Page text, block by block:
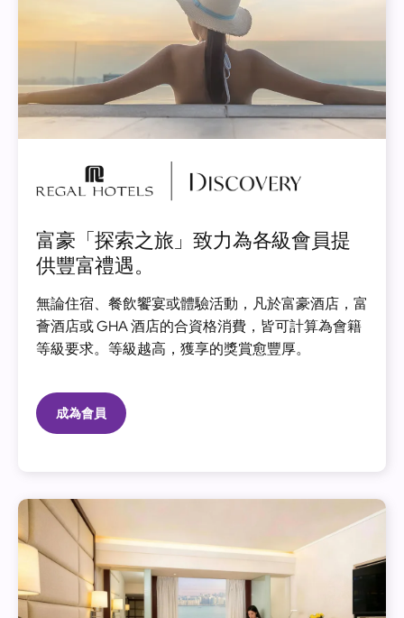
片
富豪「探索之旅」致力為各級會員提
供豐富禮遇。
無論住宿、餐飲饗宴或體驗活動，凡於富豪酒店，富
薈酒店或 GHA 酒店的合資格消費，皆可計算為會籍
等級要求。等級越高，獲享的獎賞愈豐厚。
成為會員